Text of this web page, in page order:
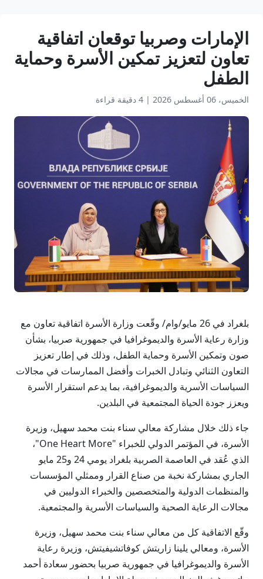
الإمارات وصربيا توقعان اتفاقية
تعاون لتعزيز تمكين الأسرة وحماية
الطفل
الخميس، 06 أغسطس 2026 | 4 دقيقة قراءة
بلغراد في 26 مايو/وام/ وقّعت وزارة الأسرة اتفاقية تعاون مع
وزارة رعاية الأسرة والديموغرافيا في جمهورية صربيا، بشأن
صون وتمكين الأسرة وحماية الطفل، وذلك في إطار تعزيز
التعاون الثنائي وتبادل الخبرات وأفضل الممارسات في مجالات
السياسات الأسرية والديموغرافية، بما يدعم استقرار الأسرة
ويعزز جودة الحياة المجتمعية في البلدين.
جاء ذلك خلال مشاركة معالي سناء بنت محمد سهيل، وزيرة
الأسرة، في المؤتمر الدولي للخبراء "One Heart More"،
الذي عُقد في العاصمة الصربية بلغراد يومي 24 و25 مايو
الجاري بمشاركة نخبة من صناع القرار وممثلي المؤسسات
والمنظمات الدولية والمتخصصين والخبراء الدوليين في
مجالات الرعاية الصحية والسياسات الأسرية والمجتمعية.
وقّع الاتفاقية كل من معالي سناء بنت محمد سهيل، وزيرة
الأسرة، ومعالي يلينا زاريتش كوفاتشيفيتش، وزيرة رعاية
الأسرة والديموغرافيا في جمهورية صربيا بحضور سعادة أحمد